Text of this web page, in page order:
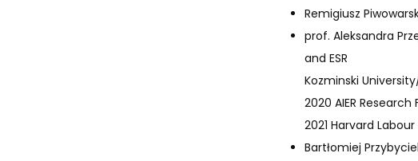
Remigiusz
prof. Aleksandra
and ESR
Kozminski
2020 AIER Research
2021 Harvard
Bartłomiej